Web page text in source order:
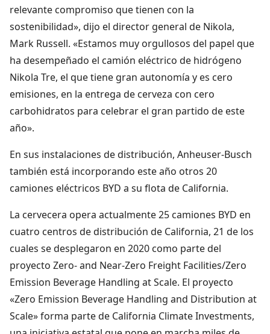
relevante compromiso que tienen con la
sostenibilidad», dijo el director general de Nikola,
Mark Russell. «Estamos muy orgullosos del papel que
ha desempeñado el camión eléctrico de hidrógeno
Nikola Tre, el que tiene gran autonomía y es cero
emisiones, en la entrega de cerveza con cero
carbohidratos para celebrar el gran partido de este
año».
En sus instalaciones de distribución, Anheuser-Busch
también está incorporando este año otros 20
camiones eléctricos BYD a su flota de California.
La cervecera opera actualmente 25 camiones BYD en
cuatro centros de distribución de California, 21 de los
cuales se desplegaron en 2020 como parte del
proyecto Zero- and Near-Zero Freight Facilities/Zero
Emission Beverage Handling at Scale. El proyecto
«Zero Emission Beverage Handling and Distribution at
Scale» forma parte de California Climate Investments,